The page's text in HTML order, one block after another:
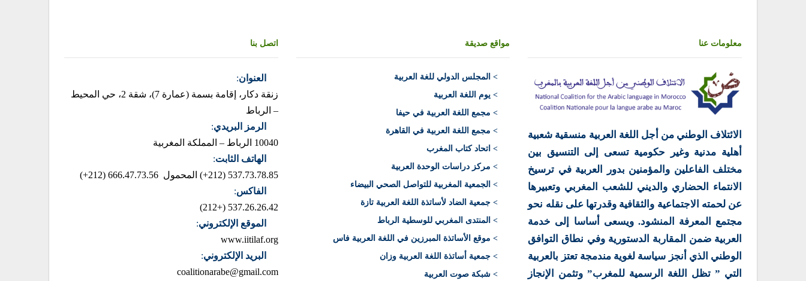
معلومات عنا
الائتلاف الوطني من أجل اللغة العربية منسقية شعبية
أهلية مدنية وغير حكومية تسعى إلى التنسيق بين
مختلف الفاعلين والمؤمنين بدور العربية في ترسيخ
الانتماء الحضاري والديني للشعب المغربي وتعبيرها
عن لحمته الاجتماعية والثقافية وقدرتها على نقله نحو
مجتمع المعرفة المنشود. ويسعى أساسا إلى خدمة
العربية ضمن المقاربة الدستورية وفي نطاق التوافق
الوطني الذي أنجز سياسة لغوية مندمجة تعتز بالعربية
التي ” تظل اللغة الرسمية للمغرب” وتثمن الإنجاز
مواقع صديقة
> المجلس الدولي للغة العربية
> يوم اللغة العربية
> مجمع اللغة العربية في حيفا
> مجمع اللغة العربية في القاهرة
> اتحاد كتاب المغرب
> مركز دراسات الوحدة العربية
> الجمعية المغربية للتواصل الصحي البيضاء
> جمعية الضاد لأساتذة اللغة العربية تازة
> المنتدى المغربي للوسطية الرباط
> موقع الأساتذة المبرزين في اللغة العربية فاس
> جمعية أساتذة اللغة العربية وزان
> شبكة صوت العربية
اتصل بنا
العنوان:
زنقة دكار، إقامة بسمة (عمارة 7)، شقة 2، حي المحيط
– الرباط
الرمز البريدي:
10040 الرباط – المملكة المغربية
الهاتف الثابت:
537.73.78.85 (212+)
المحمول 666.47.73.56 (212+)
الفاكس:
537.26.26.42 (+212)
الموقع الإلكتروني:
www.iitilaf.org
البريد الإلكتروني:
coalitionarabe@gmail.com